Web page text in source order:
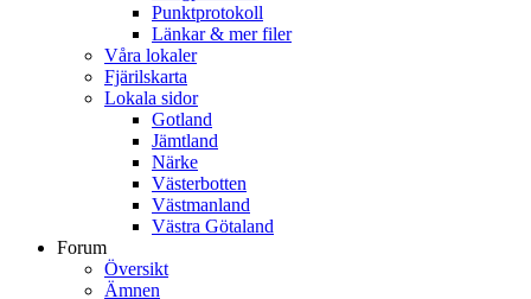
Punktprotokoll
Länkar & mer filer
Våra lokaler
Fjärilskarta
Lokala sidor
Gotland
Jämtland
Närke
Västerbotten
Västmanland
Västra Götaland
Forum
Översikt
Ämnen